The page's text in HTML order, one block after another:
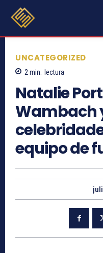
UNCATEGORIZED
2 min. lectura
Natalie
Wambach
equipo de